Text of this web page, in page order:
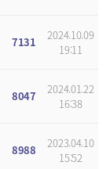
7131
2024.10.09
19:11
8047
2024.01.22
16:38
8988
2023.04.10
15:52